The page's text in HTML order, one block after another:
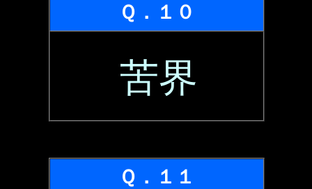
Ｑ．１０
苦界
Ｑ．１１